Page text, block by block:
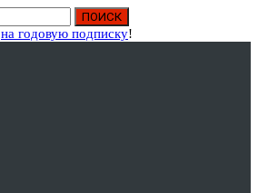
на годовую подписку!